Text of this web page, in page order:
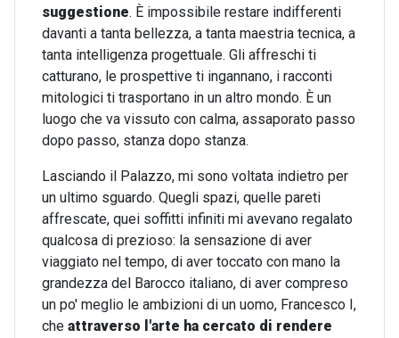
suggestione. È impossibile restare indifferenti
davanti a tanta bellezza, a tanta maestria tecnica, a
tanta intelligenza progettuale. Gli affreschi ti
catturano, le prospettive ti ingannano, i racconti
mitologici ti trasportano in un altro mondo. È un
luogo che va vissuto con calma, assaporato passo
dopo passo, stanza dopo stanza.
Lasciando il Palazzo, mi sono voltata indietro per
un ultimo sguardo. Quegli spazi, quelle pareti
affrescate, quei soffitti infiniti mi avevano regalato
qualcosa di prezioso: la sensazione di aver
viaggiato nel tempo, di aver toccato con mano la
grandezza del Barocco italiano, di aver compreso
un po' meglio le ambizioni di un uomo, Francesco I,
che attraverso l'arte ha cercato di rendere